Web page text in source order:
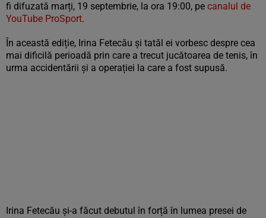
fi difuzată marți, 19 septembrie, la ora 19:00, pe canalul de
YouTube ProSport.
În această ediție, Irina Fetecău și tatăl ei vorbesc despre cea
mai dificilă perioadă prin care a trecut jucătoarea de tenis, în
urma accidentării și a operației la care a fost supusă.
Irina Fetecău și-a făcut debutul în forță în lumea presei de